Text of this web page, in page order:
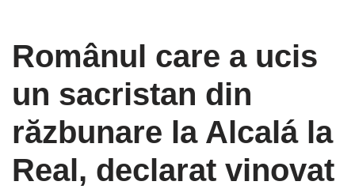
Românul care a ucis
un sacristan din
răzbunare la Alcalá la
Real, declarat vinovat